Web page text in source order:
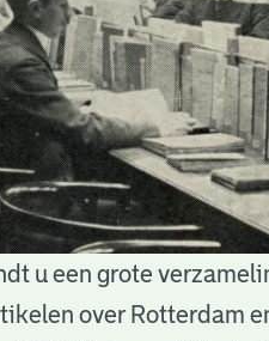
u een grote
over Rotterdam